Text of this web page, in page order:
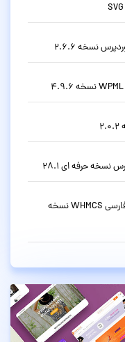
اسکریپت مدیریت صورت حساب و هاستینگ فارسی WHMCS نسخه